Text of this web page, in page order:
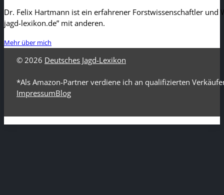
Dr. Felix Hartmann ist ein erfahrener Forstwissenschaftler und
jagd-lexikon.de” mit anderen.
Mehr über mich
© 2026 Deutsches Jagd-Lexikon
*Als Amazon-Partner verdiene ich an qualifizierten
ImpressumBlog